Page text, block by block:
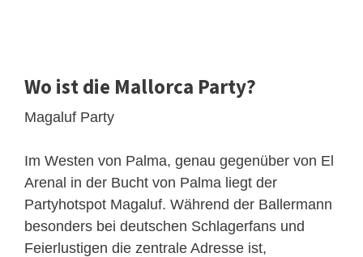
Wo ist die Mallorca Party?
Magaluf Party
Im Westen von Palma, genau gegenüber von El
Arenal in der Bucht von Palma liegt der
Partyhotspot Magaluf. Während der Ballermann
besonders bei deutschen Schlagerfans und
Feierlustigen die zentrale Adresse ist,